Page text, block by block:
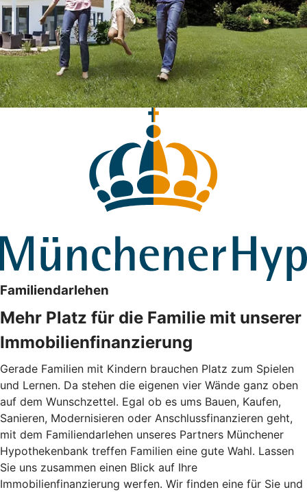
Familiendarlehen
Mehr Platz für die Familie mit unserer
Immobilienfinanzierung
Gerade Familien mit Kindern brauchen Platz zum Spielen
und Lernen. Da stehen die eigenen vier Wände ganz oben
auf dem Wunschzettel. Egal ob es ums Bauen, Kaufen,
Sanieren, Modernisieren oder Anschlussfinanzieren geht,
mit dem Familiendarlehen unseres Partners Münchener
Hypothekenbank treffen Familien eine gute Wahl. Lassen
Sie uns zusammen einen Blick auf Ihre
Immobilienfinanzierung werfen. Wir finden eine für Sie und